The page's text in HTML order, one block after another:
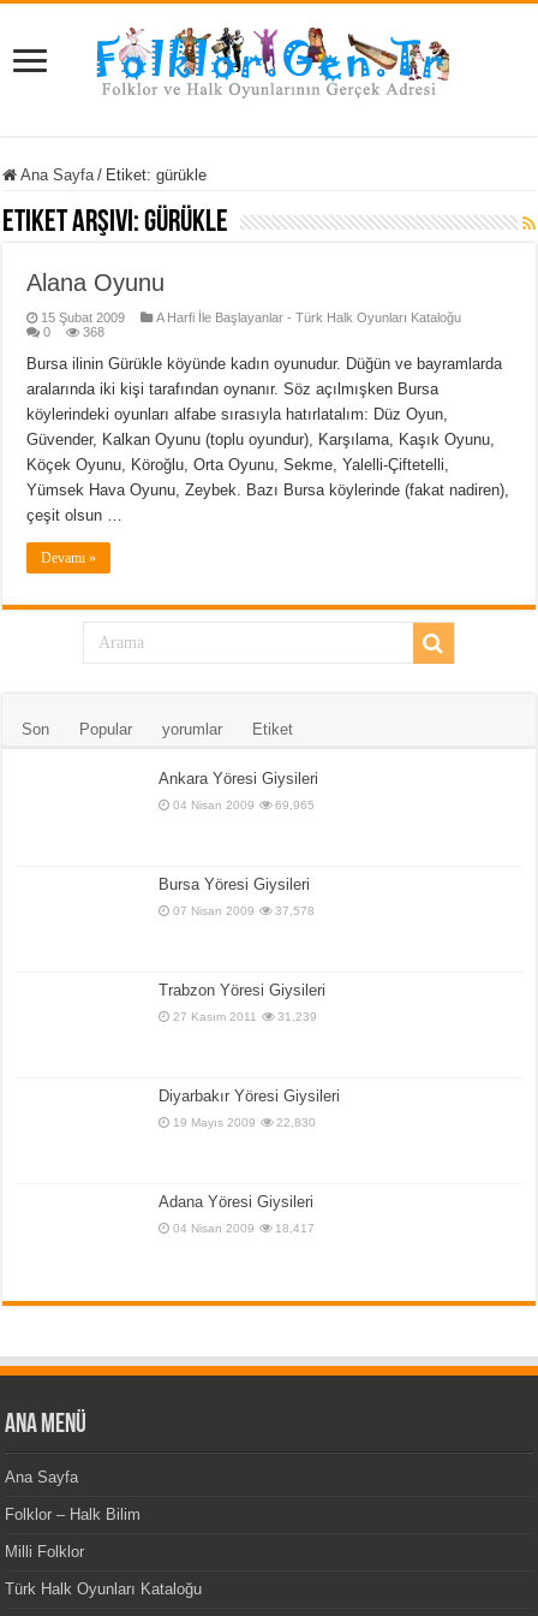
Ana Sayfa / Etiket:gürükle
Etiket Arşivi:gürükle
Alana Oyunu
15 Şubat 2009
A Harfi İle Başlayanlar - Türk Halk Oyunları Kataloğu
0
368
Bursa ilinin Gürükle köyünde kadın oyunudur. Düğün ve bayramlarda
aralarında iki kişi tarafından oynanır. Söz açılmışken Bursa
köylerindeki oyunları alfabe sırasıyla hatırlatalım: Düz Oyun,
Güvender, Kalkan Oyunu (toplu oyundur), Karşılama, Kaşık Oyunu,
Köçek Oyunu, Köroğlu, Orta Oyunu, Sekme, Yalelli-Çiftetelli,
Yümsek Hava Oyunu, Zeybek. Bazı Bursa köylerinde (fakat nadiren),
çeşit olsun …
Devamı »
Son Popular yorumlar Etiket
Ankara Yöresi Giysileri
04 Nisan 2009 69,965
Bursa Yöresi Giysileri
07 Nisan 2009 37,578
Trabzon Yöresi Giysileri
27 Kasım 2011 31,239
Diyarbakır Yöresi Giysileri
19 Mayıs 2009 22,830
Adana Yöresi Giysileri
04 Nisan 2009 18,417
Ana Menü
Ana Sayfa
Folklor – Halk Bilim
Milli Folklor
Türk Halk Oyunları Kataloğu